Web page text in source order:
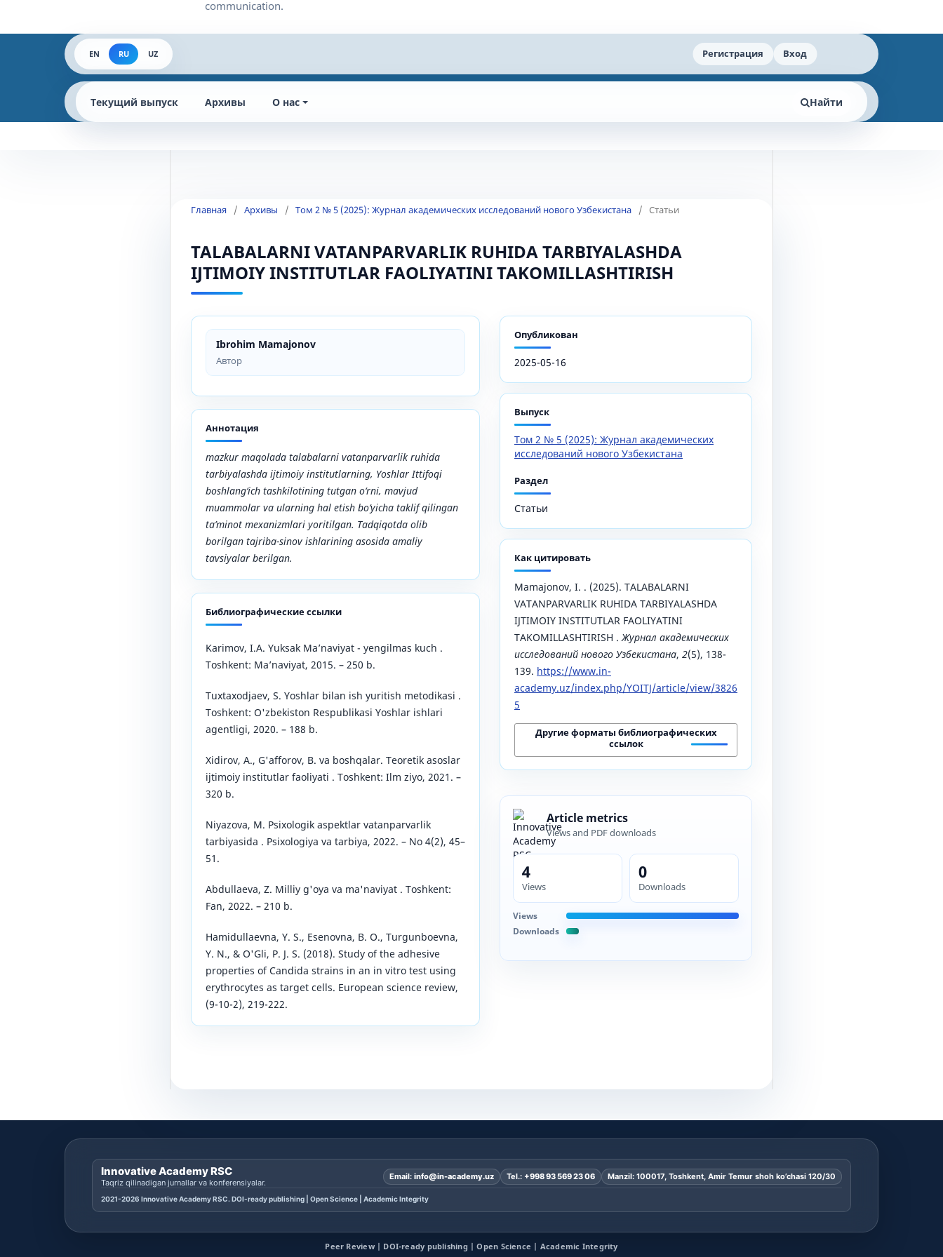
EN RU UZ Регистрация Вход
Текущий выпуск Архивы О нас Найти
Главная / Архивы / Том 2 № 5 (2025): Журнал академических исследований нового Узбекистана / Статьи
TALABALARNI VATANPARVARLIK RUHIDA TARBIYALASHDA
IJTIMOIY INSTITUTLAR FAOLIYATINI TAKOMILLASHTIRISH
Ibrohim Mamajonov
Автор
Аннотация
mazkur maqolada talabalarni vatanparvarlik ruhida
tarbiyalashda ijtimoiy institutlarning, Yoshlar Ittifoqi
boshlang‘ich tashkilotining tutgan o‘rni, mavjud
muammolar va ularning hal etish bo‘yicha taklif qilingan
ta’minot mexanizmlari yoritilgan. Tadqiqotda olib
borilgan tajriba-sinov ishlarining asosida amaliy
tavsiyalar berilgan.
Библиографические ссылки
Karimov, I.A. Yuksak Ma’naviyat - yengilmas kuch .
Toshkent: Maʼnaviyat, 2015. – 250 b.
Tuxtaxodjaev, S. Yoshlar bilan ish yuritish metodikasi .
Toshkent: O'zbekiston Respublikasi Yoshlar ishlari
agentligi, 2020. – 188 b.
Xidirov, A., G'afforov, B. va boshqalar. Teoretik asoslar
ijtimoiy institutlar faoliyati . Toshkent: Ilm ziyo, 2021. –
320 b.
Niyazova, M. Psixologik aspektlar vatanparvarlik
tarbiyasida . Psixologiya va tarbiya, 2022. – No 4(2), 45–
51.
Abdullaeva, Z. Milliy g'oya va ma'naviyat . Toshkent:
Fan, 2022. – 210 b.
Hamidullaevna, Y. S., Esenovna, B. O., Turgunboevna,
Y. N., & O'Gli, P. J. S. (2018). Study of the adhesive
properties of Candida strains in an in vitro test using
erythrocytes as target cells. European science review,
(9-10-2), 219-222.
Опубликован
2025-05-16
Выпуск
Том 2 № 5 (2025): Журнал академических
исследований нового Узбекистана
Раздел
Статьи
Как цитировать
Mamajonov, I. . (2025). TALABALARNI
VATANPARVARLIK RUHIDA TARBIYALASHDA
IJTIMOIY INSTITUTLAR FAOLIYATINI
TAKOMILLASHTIRISH .Журнал академических
исследований нового Узбекистана, 2(5), 138-
139. https://www.in-
academy.uz/index.php/YOITJ/article/view/3826
5
Другие форматы библиографических
ссылок
Article metrics
Views and PDF downloads
4
Views
0
Downloads
Views
Downloads
Innovative Academy RSC
Taqriz qilinadigan jurnallar va konferensiyalar.
Email: info@in-academy.uz Tel.: +998 93 569 23 06 Manzil: 100017, Toshkent, Amir Temur shoh ko’chasi 120/30
2021-2026 Innovative Academy RSC. DOI-ready publishing | Open Science | Academic Integrity